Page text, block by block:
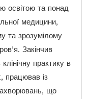
освітою та понад
медицини,
та зрозумілому
Закінчив
практику в
працював із
що